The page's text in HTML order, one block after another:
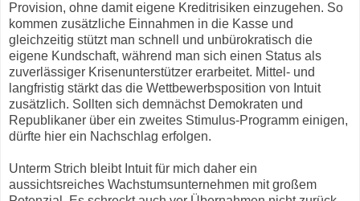
Provision, ohne damit eigene Kreditrisiken einzugehen. So
kommen zusätzliche Einnahmen in die Kasse und
gleichzeitig stützt man schnell und unbürokratisch die
eigene Kundschaft, während man sich einen Status als
zuverlässiger Krisenunterstützer erarbeitet. Mittel- und
langfristig stärkt das die Wettbewerbsposition von Intuit
zusätzlich. Sollten sich demnächst Demokraten und
Republikaner über ein zweites Stimulus-Programm einigen,
dürfte hier ein Nachschlag erfolgen.
Unterm Strich bleibt Intuit für mich daher ein
aussichtsreiches Wachstumsunternehmen mit großem